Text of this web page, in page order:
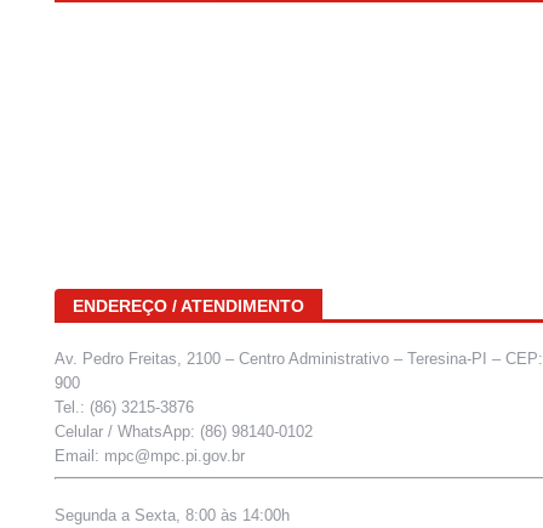
ENDEREÇO / ATENDIMENTO
Av. Pedro Freitas, 2100 – Centro Administrativo – Teresina-PI –
900
Tel.: (86) 3215-3876
Celular / WhatsApp: (86) 98140-0102
Email: mpc@mpc.pi.gov.br
Segunda a Sexta, 8:00 às 14:00h